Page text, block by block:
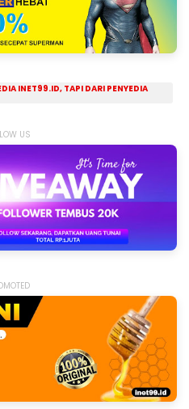
INET99.ID, TAPI DARI PENYEDIA
US